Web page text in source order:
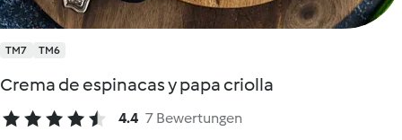
TM7 TM6
Crema de espinacas y papa criolla
4.4 7 Bewertungen